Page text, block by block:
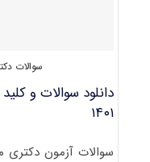
سوالات دکتری
دانلود سوالات و
۱۴۰۱